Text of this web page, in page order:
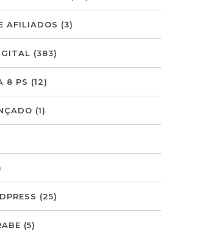
AFILIADOS (3)
(383)
8 PS (12)
(1)
(25)
(5)